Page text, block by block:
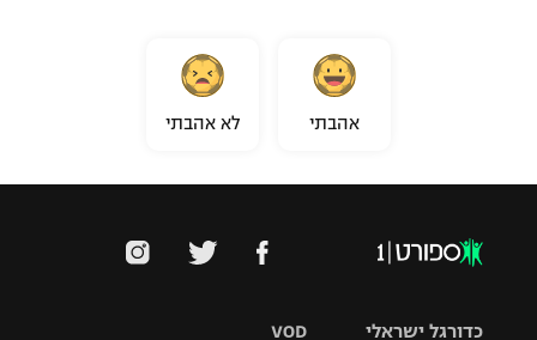
אהבתי לא אהבתי
VOD כדורגל ישראלי